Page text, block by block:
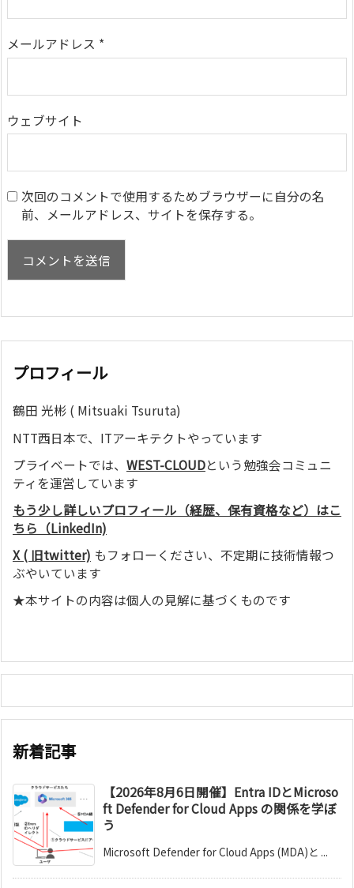
メールアドレス *
ウェブサイト
次回のコメントで使用するためブラウザーに自分の名
前、メールアドレス、サイトを保存する。
プロフィール
鶴田 光彬 ( Mitsuaki Tsuruta)
NTT西日本で、ITアーキテクトやっています
プライベートでは、 WEST-CLOUDという勉強会コミュニ
ティを運営しています
もう少し詳しいプロフィール（経歴、保有資格など）はこ
ちら（LinkedIn)
X ( 旧twitter) もフォローください、不定期に技術情報つ
ぶやいています
★本サイトの内容は個人の見解に基づくものです
新着記事
【2026年8月6日開催】Entra IDとMicroso
ft Defender for Cloud Apps の関係を学ぼ
う
Microsoft Defender for Cloud Apps (MDA)と ...